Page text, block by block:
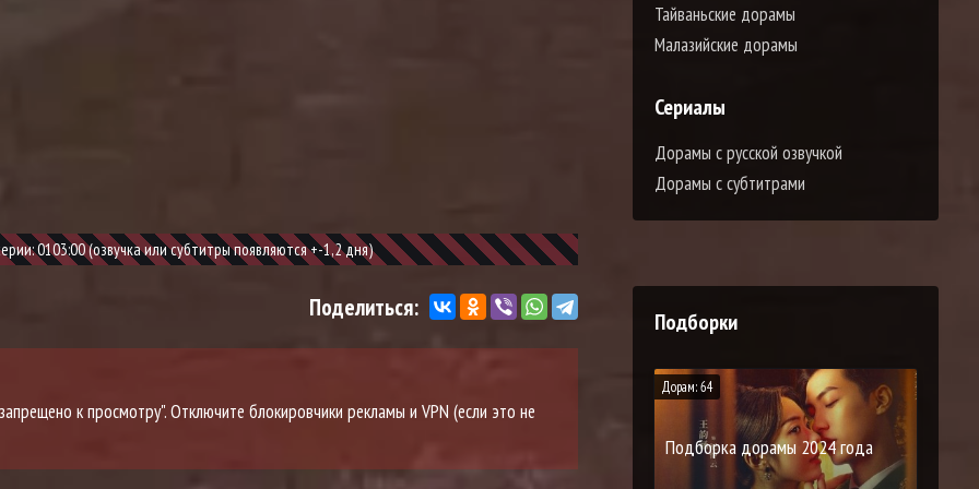
0103:00 (озвучка или субтитры появляются +-1,2 дня)
Поделиться:
к просмотру". Отключите блокировчики рекламы и VPN (если это не
Тайваньские дорамы
Малазийские дорамы
Сериалы
Дорамы с русской озвучкой
Дорамы с субтитрами
Подборки
Дорам: 64
Подборка дорамы 2024 года